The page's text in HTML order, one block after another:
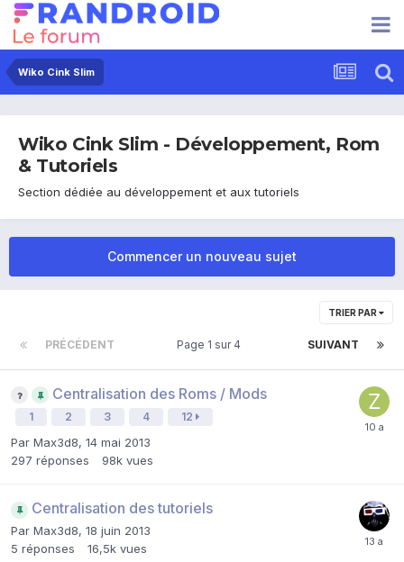
Wiko Cink Slim
Wiko Cink Slim - Développement, Rom
& Tutoriels
Section dédiée au développement et aux tutoriels
Commencer un nouveau sujet
TRIER PAR
PRÉCÉDENT SUIVANT
Page 1 sur 4
Centralisation des Roms / Mods
1 2 3 4 12
Par Max3d8, 14 mai 2013
297 réponses 98k vues
Centralisation des tutoriels
Par Max3d8, 18 juin 2013
5 réponses 16,5k vues